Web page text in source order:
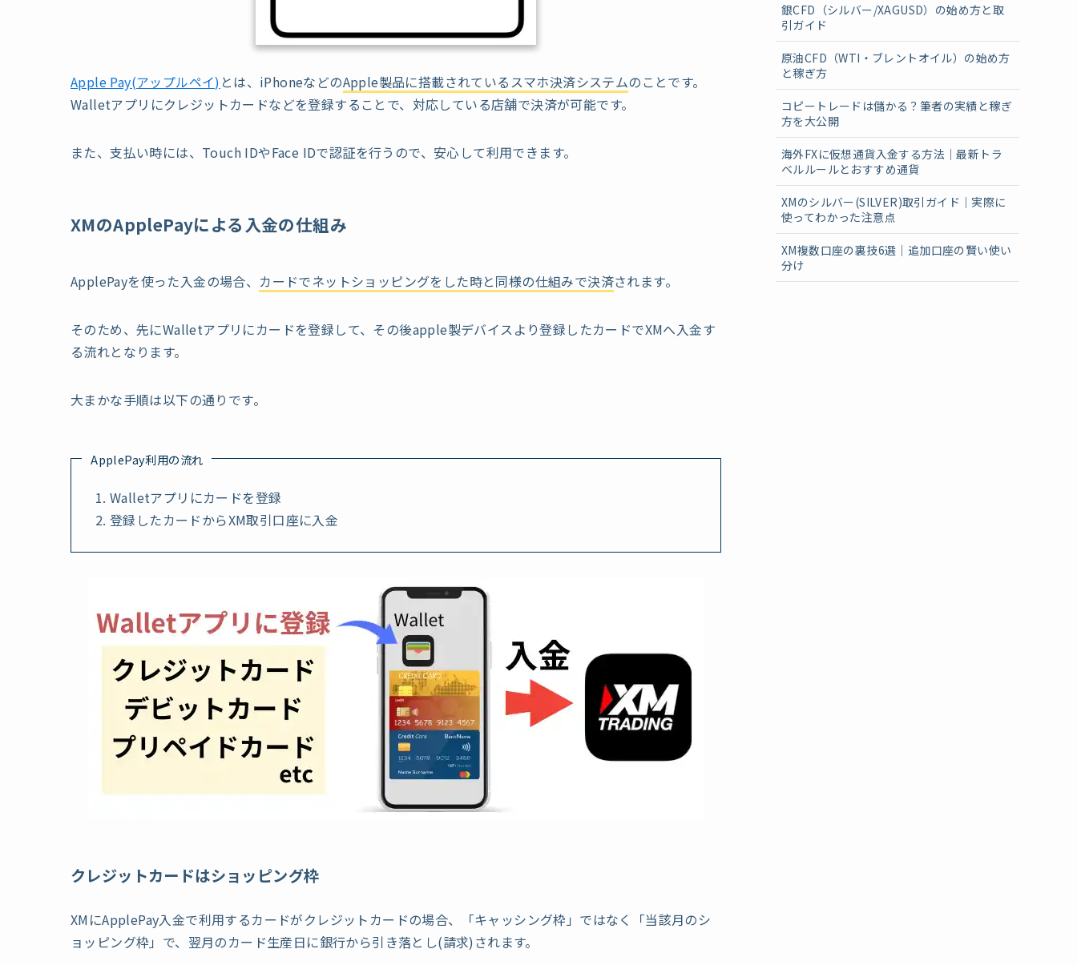
Apple Pay(アップルペイ) とは、iPhoneなどのApple製品に搭載されているスマホ決済システムのことです。
Walletアプリにクレジットカードなどを登録することで、対応している店舗で決済が可能です。
また、支払い時には、Touch IDやFace IDで認証を行うので、安心して利用できます。
XMのApplePayによる入金の仕組み
ApplePayを使った入金の場合、 カードでネットショッピングをした時と同様の仕組みで決済されます。
そのため、先にWalletアプリにカードを登録して、その後apple製デバイスより登録したカードでXMへ入金す
る流れとなります。
大まかな手順は以下の通りです。
ApplePay利用の流れ
Walletアプリにカードを登録
登録したカードからXM取引口座に入金
クレジットカードはショッピング枠
XMにApplePay入金で利用するカードがクレジットカードの場合、「キャッシング枠」ではなく「当該月のシ
ョッピング枠」で、翌月のカード生産日に銀行から引き落とし(請求)されます。
銀CFD（シルバー/XAGUSD）の始め方と取
引ガイド
原油CFD（WTI・ブレントオイル）の始め方
と稼ぎ方
コピートレードは儲かる？筆者の実績と稼ぎ
方を大公開
海外FXに仮想通貨入金する方法｜最新トラ
ベルルールとおすすめ通貨
XMのシルバー(SILVER)取引ガイド｜実際に
使ってわかった注意点
XM複数口座の裏技6選｜追加口座の賢い使い
分け